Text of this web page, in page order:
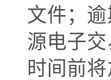
文件；
源电子
时间前